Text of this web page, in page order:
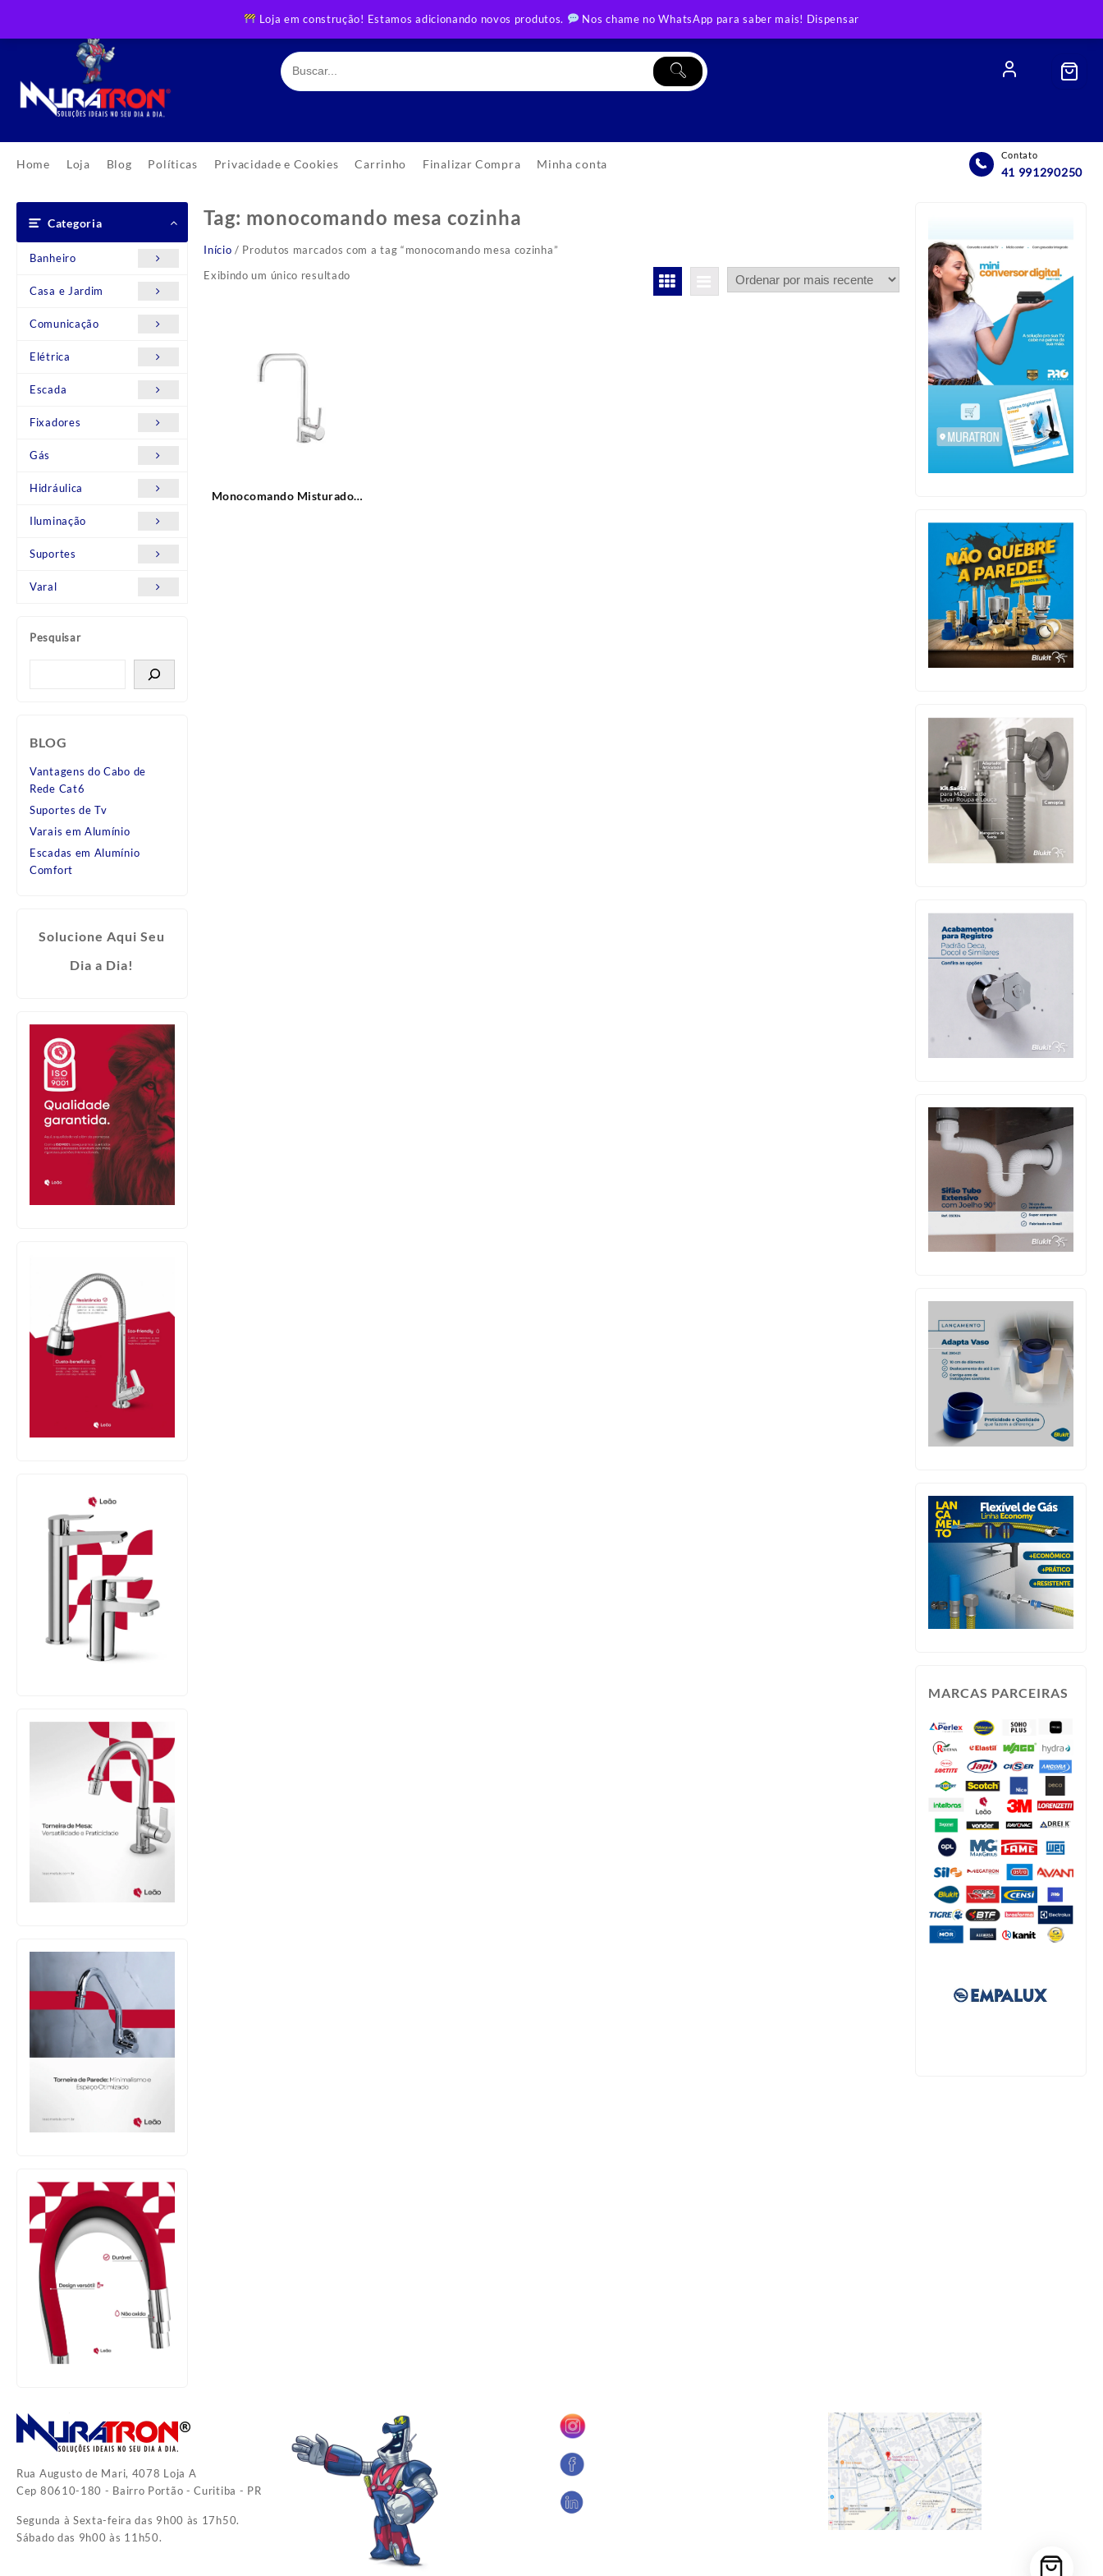
Loja em construção! Estamos adicionando novos produtos. Nos chame no WhatsApp para saber mais! Dispensar
content
Home Loja Blog Políticas Privacidade e Cookies Carrinho Finalizar Compra Minha conta
Contato
41 991290250
Categoria
Banheiro
Casa e Jardim
Comunicação
Elétrica
Escada
Fixadores
Gás
Hidráulica
Iluminação
Suportes
Varal
Pesquisar
BLOG
Vantagens do Cabo de
Rede Cat6
Suportes de Tv
Varais em Alumínio
Escadas em Alumínio
Comfort
Solucione Aqui Seu
Dia a Dia!
Tag: monocomando mesa cozinha
Início / Produtos marcados com a tag “monocomando mesa cozinha”
Exibindo um único resultado
Monocomando Misturador
MARCAS PARCEIRAS
Rua Augusto de Mari, 4078 Loja A
Cep 80610-180 - Bairro Portão - Curitiba - PR
Segunda à Sexta-feira das 9h00 às 17h50.
Sábado das 9h00 às 11h50.